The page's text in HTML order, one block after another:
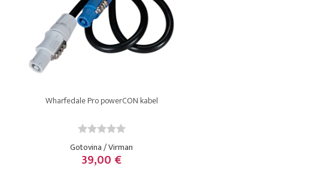
Wharfedale Pro powerCON kabel
Gotovina / Virman
39,00 €